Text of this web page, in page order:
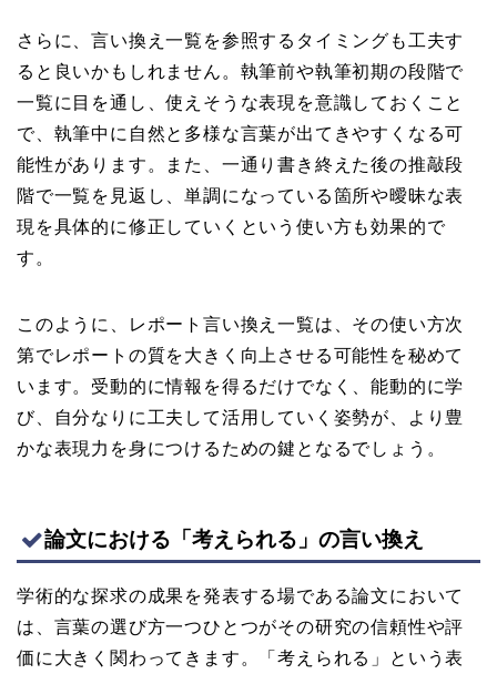
さらに、言い換え一覧を参照するタイミングも工夫す
ると良いかもしれません。執筆前や執筆初期の段階で
一覧に目を通し、使えそうな表現を意識しておくこと
で、執筆中に自然と多様な言葉が出てきやすくなる可
能性があります。また、一通り書き終えた後の推敲段
階で一覧を見返し、単調になっている箇所や曖昧な表
現を具体的に修正していくという使い方も効果的で
す。
このように、レポート言い換え一覧は、その使い方次
第でレポートの質を大きく向上させる可能性を秘めて
います。受動的に情報を得るだけでなく、能動的に学
び、自分なりに工夫して活用していく姿勢が、より豊
かな表現力を身につけるための鍵となるでしょう。
論文における「考えられる」の言い換え
学術的な探求の成果を発表する場である論文において
は、言葉の選び方一つひとつがその研究の信頼性や評
価に大きく関わってきます。「考えられる」という表